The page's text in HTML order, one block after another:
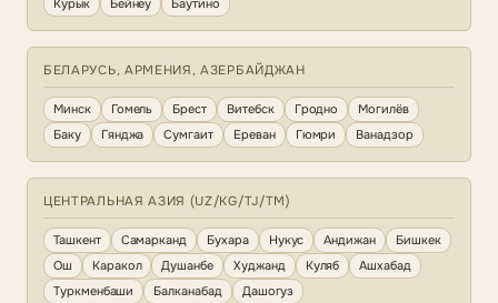
Курык
Бейнеу Баутино
БЕЛАРУСЬ, АРМЕНИЯ, АЗЕРБАЙДЖАН
Минск Гомель Брест Витебск Гродно
Могилёв
Баку
Гянджа Сумгаит Ереван Гюмри Ванадзор
ЦЕНТРАЛЬНАЯ АЗИЯ (UZ/KG/TJ/TM)
Ташкент Самарканд Бухара Нукус Андижан
Бишкек
Ош
Каракол Душанбе Худжанд Куляб
Ашхабад
Туркменбаши
Балканабад Дашогуз